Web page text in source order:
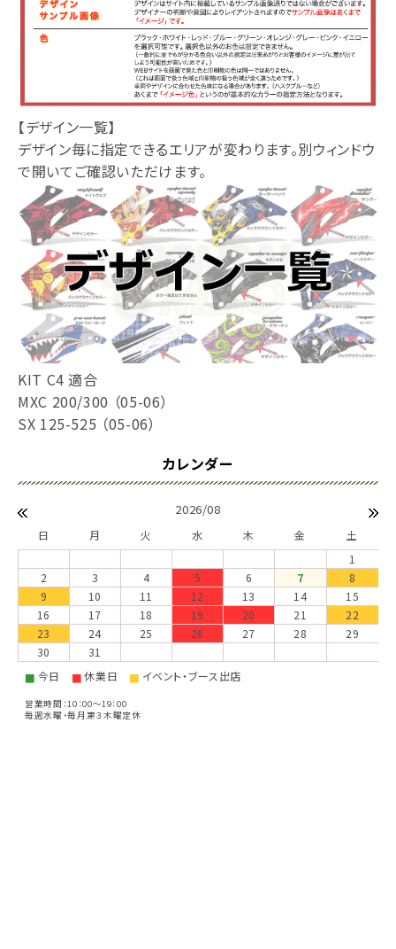
【デザイン一覧】
デザイン毎に指定できるエリアが変わります。別ウィンドウ
で開いてご確認いただけます。
KIT C4 適合
MXC 200/300 （05-06）
SX 125-525 （05-06）
2026/08
日 月 火 水 木 金
土
1
2
3 4 5 6 7
8
9
10 11 12 13 14
15
16
17 18 19 20 21
22
23
24 25 26 27 28
29
30
31
■ 今日 ■休業日 ■ イベント・ブース出店
営業時間：10：00～19：00
毎週水曜・毎月第３木曜定休